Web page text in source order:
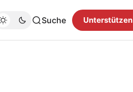
Suche Unterstützen